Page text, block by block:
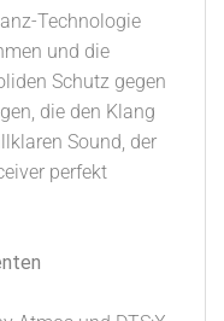
Technologie
und die
Schutz gegen
die den Klang
Sound, der
perfekt